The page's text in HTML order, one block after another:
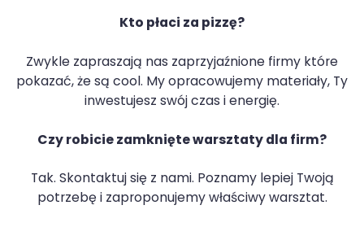
Kto płaci za pizzę?
Zwykle zapraszają nas zaprzyjaźnione firmy które
pokazać, że są cool. My opracowujemy materiały, Ty
inwestujesz swój czas i energię.
Czy robicie zamknięte warsztaty dla firm?
Tak. Skontaktuj się z nami. Poznamy lepiej Twoją
potrzebę i zaproponujemy właściwy warsztat.